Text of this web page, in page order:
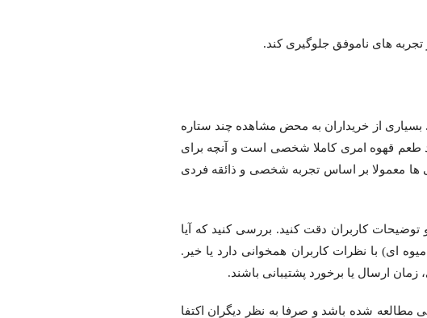
های ناموفق جلوگیری کند.
بسیاری از خریداران به محض مشاهده چند ستاره
طعم قهوه امری کاملا شخصی است و آنچه برای
معمولا بر اساس تجربه شخصی و ذائقه فردی
کاربران دقت کنید. بررسی کنید که آیا
ای) با نظرات کاربران همخوانی دارد یا خیر.
ارسال یا برخورد پشتیبانی باشند.
شده باشد و صرفا به نظر دیگران اکتفا